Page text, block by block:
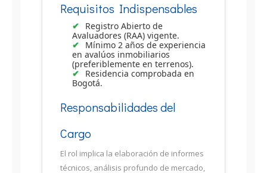
Requisitos Indispensables
Registro Abierto de
Avaluadores (RAA) vigente.
Mínimo 2 años de experiencia
en avalúos inmobiliarios
(preferiblemente en terrenos).
Residencia comprobada en
Bogotá.
Responsabilidades del
Cargo
El rol implica la elaboración de informes
técnicos, análisis profundo de mercado,